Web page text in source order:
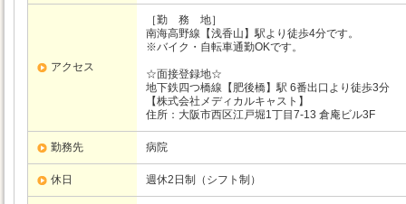
アクセス
［勤 務 地］
南海高野線【浅香山】駅より徒歩4分です。
※バイク・自転車通勤OKです。
☆面接登録地☆
地下鉄四つ橋線【肥後橋】駅 6番出口より徒歩3分
【株式会社メディカルキャスト】
住所：大阪市西区江戸堀1丁目7-13 倉庵ビル3F
勤務先 病院
休日 週休2日制（シフト制）